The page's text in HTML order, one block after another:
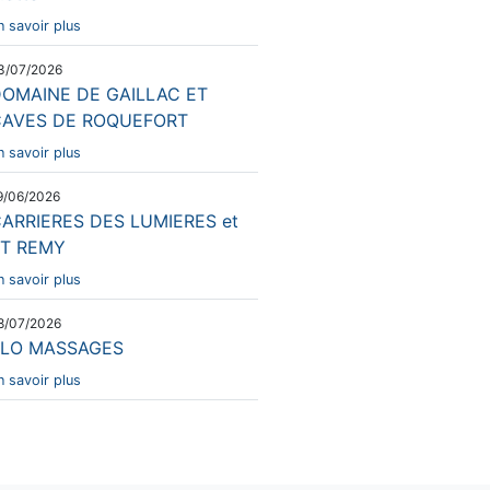
savoir plus
07/2026
DE GAILLAC ET
DE ROQUEFORT
savoir plus
06/2026
DES LUMIERES et
REMY
savoir plus
07/2026
MASSAGES
savoir plus